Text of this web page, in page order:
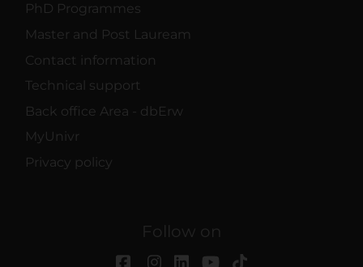
PhD Programmes
Master and Post Lauream
Contact information
Technical support
Back office Area - dbErw
MyUnivr
Privacy policy
Follow on